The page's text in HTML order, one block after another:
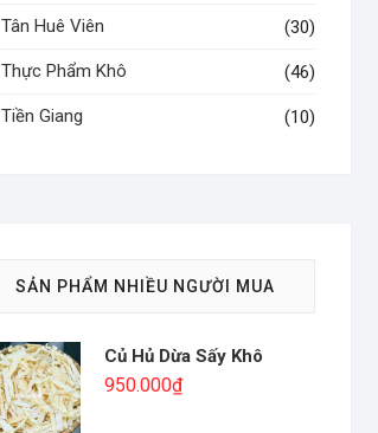
Tân Huê Viên (30)
Thực Phẩm Khô (46)
Tiền Giang (10)
SẢN PHẨM NHIỀU NGƯỜI MUA
Củ Hủ Dừa Sấy Khô
950.000₫